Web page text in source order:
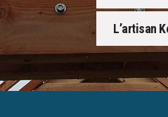
L’artisan